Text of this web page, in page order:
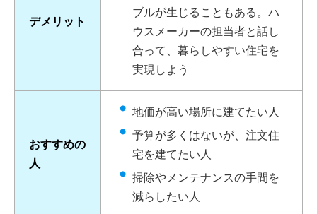
デメリット
ブルが生じることもある。ハ
ウスメーカーの担当者と話し
合って、暮らしやすい住宅を
実現しよう
おすすめの
人
地価が高い場所に建てたい人
予算が多くはないが、注文住
宅を建てたい人
掃除やメンテナンスの手間を
減らしたい人